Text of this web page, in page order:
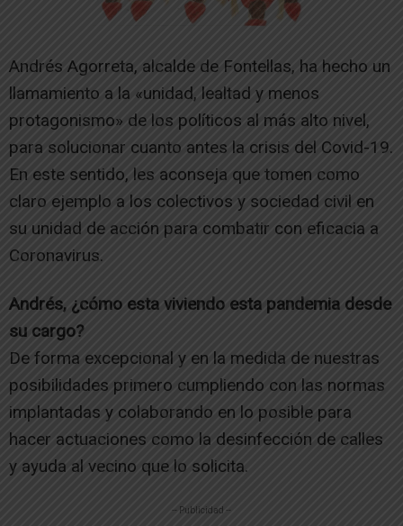
Andrés Agorreta, alcalde de Fontellas, ha hecho un
llamamiento a la «unidad, lealtad y menos
protagonismo» de los políticos al más alto nivel,
para solucionar cuanto antes la crisis del Covid-19.
En este sentido, les aconseja que tomen como
claro ejemplo a los colectivos y sociedad civil en
su unidad de acción para combatir con eficacia a
Coronavirus.
Andrés, ¿cómo esta viviendo esta pandemia desde
su cargo?
De forma excepcional y en la medida de nuestras
posibilidades primero cumpliendo con las normas
implantadas y colaborando en lo posible para
hacer actuaciones como la desinfección de calles
y ayuda al vecino que lo solicita.
-- Publicidad --